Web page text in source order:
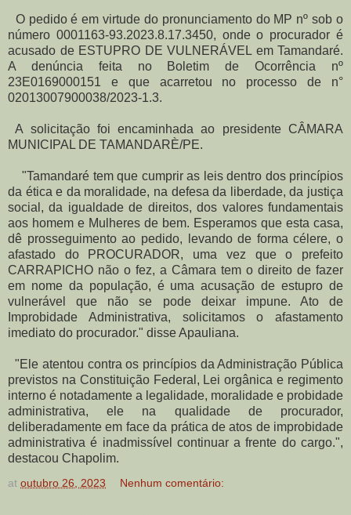
O pedido é em virtude do pronunciamento do MP nº sob o
número 0001163-93.2023.8.17.3450, onde o procurador é
acusado de ESTUPRO DE VULNERÁVEL em Tamandaré.
A denúncia feita no Boletim de Ocorrência nº
23E0169000151 e que acarretou no processo de n°
02013007900038/2023-1.3.
A solicitação foi encaminhada ao presidente CÂMARA
MUNICIPAL DE TAMANDARÈ/PE.
"Tamandaré tem que cumprir as leis dentro dos princípios
da ética e da moralidade, na defesa da liberdade, da justiça
social, da igualdade de direitos, dos valores fundamentais
aos homem e Mulheres de bem. Esperamos que esta casa,
dê prosseguimento ao pedido, levando de forma célere, o
afastado do PROCURADOR, uma vez que o prefeito
CARRAPICHO não o fez, a Câmara tem o direito de fazer
em nome da população, é uma acusação de estupro de
vulnerável que não se pode deixar impune. Ato de
Improbidade Administrativa, solicitamos o afastamento
imediato do procurador." disse Apauliana.
"Ele atentou contra os princípios da Administração Pública
previstos na Constituição Federal, Lei orgânica e regimento
interno é notadamente a legalidade, moralidade e probidade
administrativa, ele na qualidade de procurador,
deliberadamente em face da prática de atos de improbidade
administrativa é inadmissível continuar a frente do cargo.",
destacou Chapolim.
at outubro 26, 2023 Nenhum comentário: